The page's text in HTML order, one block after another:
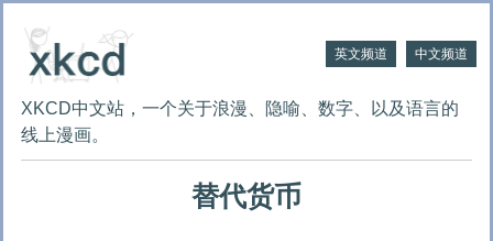
英文频道 中文频道
XKCD中文站，一个关于浪漫、隐喻、数字、以及语言的
线上漫画。
替代货币